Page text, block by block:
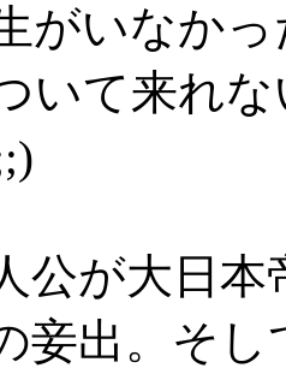
がいなか
いて来れ
公が大日
妾出。そ